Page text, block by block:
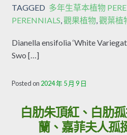
TAGGED 多年生草本植物
PERENNIALS,觀果植物,觀葉植
Dianella ensifolia ‘White
Swo […]
Posted on 2024 年 5 月 9 日
白肋朱頂紅、白肋
蘭、嘉菲夫人孤